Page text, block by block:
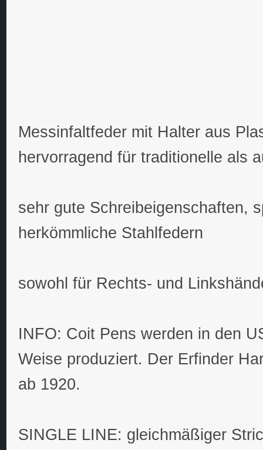
Messinfaltfeder mit Halter aus
hervorragend für traditionelle als
sehr gute Schreibeigenschaften,
herkömmliche Stahlfedern
sowohl für Rechts- und
INFO: Coit Pens werden in den
Weise produziert. Der Erfinder
ab 1920.
SINGLE LINE: gleichmäßiger